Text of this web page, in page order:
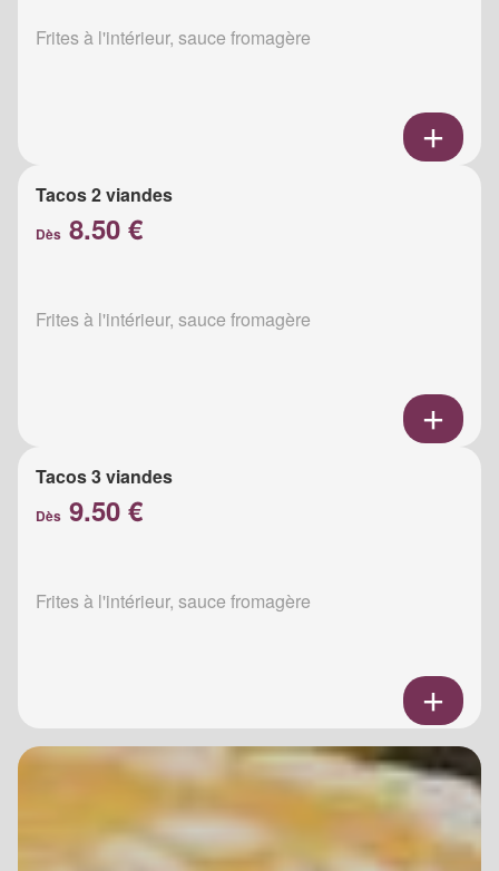
Frites à l'intérieur, sauce fromagère
Tacos 2 viandes
Dès 8.50 €
Frites à l'intérieur, sauce fromagère
Tacos 3 viandes
Dès 9.50 €
Frites à l'intérieur, sauce fromagère